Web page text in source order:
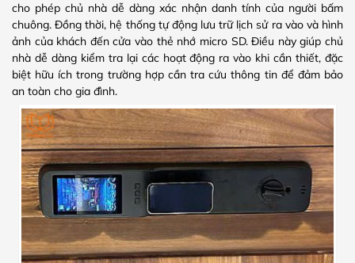
cho phép chủ nhà dễ dàng xác nhận danh tính của người bấm
chuông. Đồng thời, hệ thống tự động lưu trữ lịch sử ra vào và hình
ảnh của khách đến cửa vào thẻ nhớ micro SD. Điều này giúp chủ
nhà dễ dàng kiểm tra lại các hoạt động ra vào khi cần thiết, đặc
biệt hữu ích trong trường hợp cần tra cứu thông tin để đảm bảo
an toàn cho gia đình.